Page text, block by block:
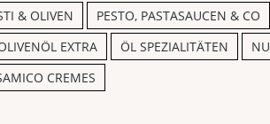
& OLIVEN PESTO, PASTASAUCEN & CO
EXTRA ÖL SPEZIALITÄTEN
CREMES